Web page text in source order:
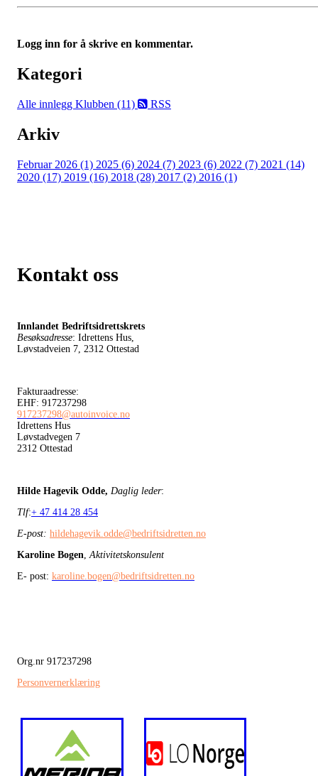
Logg inn for å skrive en kommentar.
Kategori
Alle innlegg Klubben (11) RSS
Arkiv
Februar 2026 (1) 2025 (6) 2024 (7) 2023 (6) 2022 (7) 2021 (14)
2020 (17) 2019 (16) 2018 (28) 2017 (2) 2016 (1)
Kontakt oss
Innlandet Bedriftsidrettskrets
Besøksadresse: Idrettens Hus,
Løvstadveien 7, 2312 Ottestad
Fakturaadresse:
EHF: 917237298
917237298@autoinvoice.no
Idrettens Hus
Løvstadvegen 7
2312 Ottestad
Hilde Hagevik Odde, Daglig leder:
Tlf:+ 47 414 28 454
E-post: hildehagevik.odde@bedriftsidretten.no
Karoline Bogen,Aktivitetskonsulent
E- post: karoline.bogen@bedriftsidretten.no
Org.nr 917237298
Personvernerklæring